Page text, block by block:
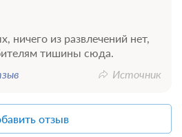
ничего из развлечений нет,
тишины сюда.
Источник
отзыв